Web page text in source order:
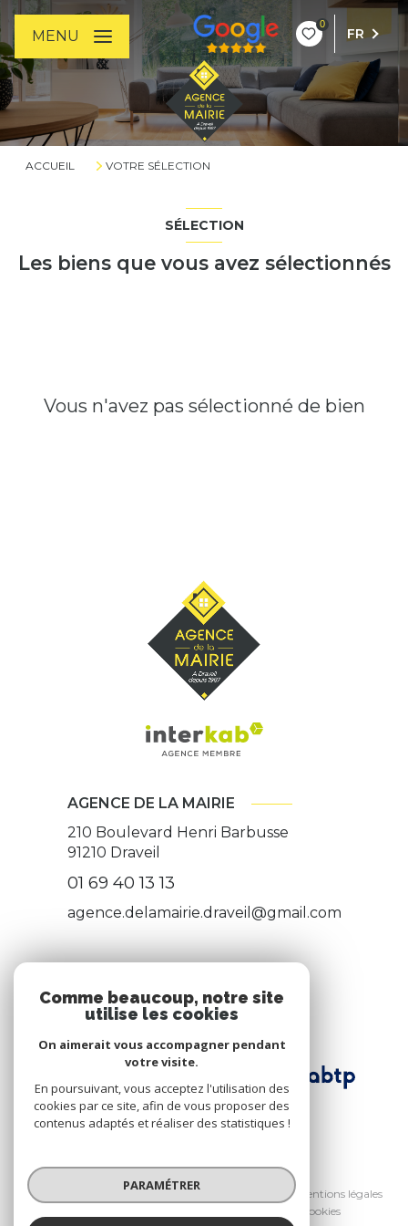
0
FR
MENU
ACCUEIL VOTRE SÉLECTION
SÉLECTION
Les biens que vous avez sélectionnés
Vous n'avez pas sélectionné de bien
AGENCE DE LA MAIRIE
210 Boulevard Henri Barbusse
91210 Draveil
01 69 40 13 13
agence.delamairie.draveil@gmail.com
Nous adhérons
© 2026 | Tous droits réservés
Nos honoraires
Nos partenaires
Mentions légales
Cookies
Comme beaucoup, notre site
utilise les cookies
On aimerait vous accompagner pendant
votre visite.
En poursuivant, vous acceptez l'utilisation des
cookies par ce site, afin de vous proposer des
contenus adaptés et réaliser des statistiques !
PARAMÉTRER